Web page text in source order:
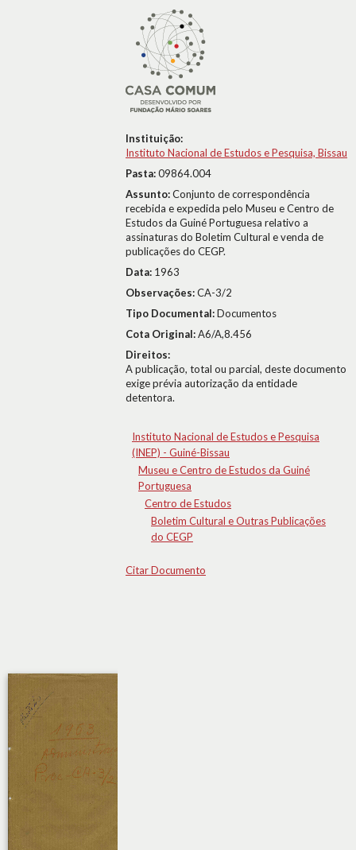
Instituição:
Instituto Nacional de Estudos e Pesquisa, Bissau
Pasta:09864.004
Assunto:Conjunto de correspondência
recebida e expedida pelo Museu e Centro de
Estudos da Guiné Portuguesa relativo a
assinaturas do Boletim Cultural e venda de
publicações do CEGP.
Data: 1963
Observações:CA-3/2
Tipo Documental:Documentos
Cota Original:A6/A,8.456
Direitos:
A publicação, total ou parcial, deste documento
exige prévia autorização da entidade
detentora.
Instituto Nacional de Estudos e Pesquisa
(INEP) - Guiné-Bissau
Museu e Centro de Estudos da Guiné
Portuguesa
Centro de Estudos
Boletim Cultural e Outras Publicações
do CEGP
Citar Documento